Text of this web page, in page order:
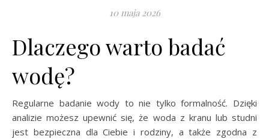
10 maja 2026
Dlaczego warto badać
wodę?
Regularne badanie wody to nie tylko formalność. Dzięki
analizie możesz upewnić się, że woda z kranu lub studni
jest bezpieczna dla Ciebie i rodziny, a także zgodna z